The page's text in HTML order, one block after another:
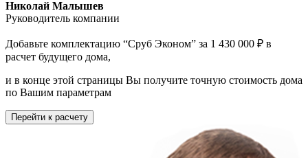
Николай Малышев
Руководитель компании
Добавьте комплектацию “Сруб Эконом” за 1 430 000 ₽ в
расчет будущего дома,
и в конце этой страницы Вы получите точную стоимость дома
по Вашим параметрам
Перейти к расчету